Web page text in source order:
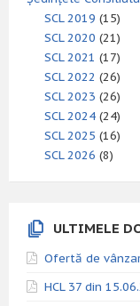
SCL 2019 (15)
SCL 2020 (21)
SCL 2021 (17)
SCL 2022 (26)
SCL 2023 (26)
SCL 2024 (24)
SCL 2025 (16)
SCL 2026 (8)
ULTIMELE
Ofertă de
HCL 37 din